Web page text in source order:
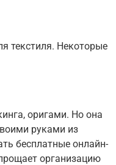
текстиля. Некоторые
оригами. Но она
руками из
бесплатные онлайн-
организацию